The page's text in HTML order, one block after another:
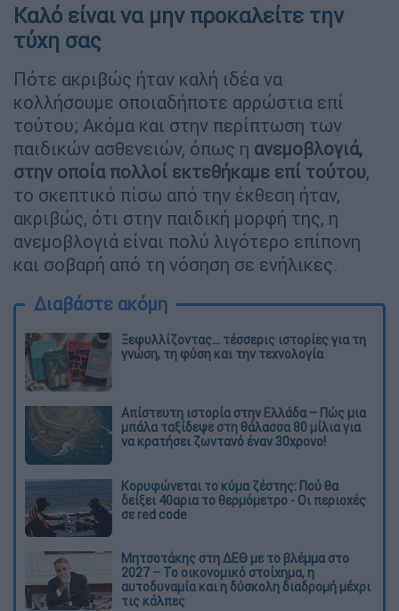
Καλό είναι να μην προκαλείτε την
τύχη σας
Πότε ακριβώς ήταν καλή ιδέα να
κολλήσουμε οποιαδήποτε αρρώστια επί
τούτου; Ακόμα και στην περίπτωση των
παιδικών ασθενειών, όπως η ανεμοβλογιά,
στην οποία πολλοί εκτεθήκαμε επί τούτου,
το σκεπτικό πίσω από την έκθεση ήταν,
ακριβώς, ότι στην παιδική μορφή της, η
ανεμοβλογιά είναι πολύ λιγότερο επίπονη
και σοβαρή από τη νόσηση σε ενήλικες.
Διαβάστε ακόμη
Ξεφυλλίζοντας... τέσσερις ιστορίες για τη
γνώση, τη φύση και την τεχνολογία
Απίστευτη ιστορία στην Ελλάδα – Πώς μια
μπάλα ταξίδεψε στη θάλασσα 80 μίλια για
να κρατήσει ζωντανό έναν 30χρονο!
Κορυφώνεται το κύμα ζέστης: Πού θα
δείξει 40αρια το θερμόμετρο - Οι περιοχές
σε red code
Μητσοτάκης στη ΔΕΘ με το βλέμμα στο
2027 – Το οικονομικό στοίχημα, η
αυτοδυναμία και η δύσκολη διαδρομή μέχρι
τις κάλπες